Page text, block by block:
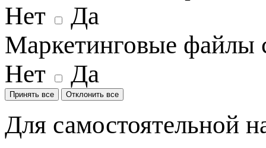
Нет
Да
Маркетинговые файлы
Нет
Да
Принять все Отклонить все
Для самостоятельной